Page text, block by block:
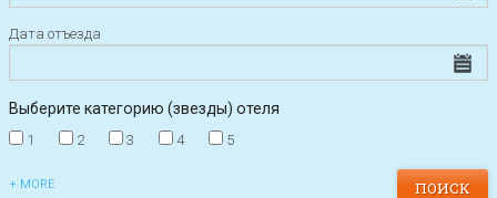
Дата отъезда
Выберите категорию (звезды) отеля
1 2 3 4 5
+ MORE